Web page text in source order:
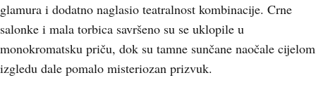
glamura i dodatno naglasio teatralnost kombinacije. Crne
salonke i mala torbica savršeno su se uklopile u
monokromatsku priču, dok su tamne sunčane naočale cijelom
izgledu dale pomalo misteriozan prizvuk.